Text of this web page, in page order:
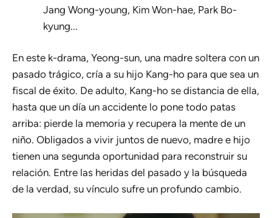
Jang Wong-young, Kim Won-hae, Park Bo-
kyung...
En este k-drama, Yeong-sun, una madre soltera con un
pasado trágico, cría a su hijo Kang-ho para que sea un
fiscal de éxito. De adulto, Kang-ho se distancia de ella,
hasta que un día un accidente lo pone todo patas
arriba: pierde la memoria y recupera la mente de un
niño. Obligados a vivir juntos de nuevo, madre e hijo
tienen una segunda oportunidad para reconstruir su
relación. Entre las heridas del pasado y la búsqueda
de la verdad, su vínculo sufre un profundo cambio.